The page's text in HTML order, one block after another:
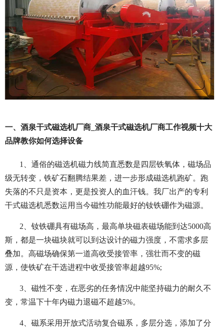
一、酒泉干式磁选机厂商_酒泉干式磁选机厂商工作视频十大
品牌教你如何选择设备
1、通俗的磁选机磁力线简直悉数是四层铁氧体，磁场品
级无转变，铁矿石翻腾结果差，进一步形成磁选机跑矿。跑
失落的不只是资本，更是投资人的血汗钱。我厂出产的专利
干式磁选机悉数运用当今磁性功能最好的钕铁硼作为磁源。
2、钕铁硼具有磁场高，最高单块磁表磁场能到达5000高
斯，都是一块磁块就可以到达设计的磁力强度，不需求多层
叠加。高磁场确保第一道高收受接管率，强壮而不变的磁
源，使铁矿在干选进程中收受接管率超越95%;
3、磁性不变，在恶劣的任务情况中能坚持磁力的耐久不
变，常温下十年内磁力退磁不超越5%。
4、磁系采用开放式活动复合磁系，多层分选，添加了分